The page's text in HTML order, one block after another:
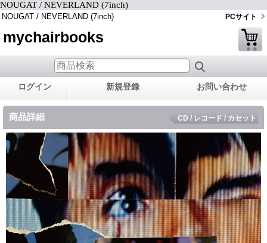
NOUGAT / NEVERLAND (7inch)
NOUGAT / NEVERLAND (7inch) PCサイト
mychairbooks
ログイン 新規登録 お問い合わせ
商品詳細 CD / レコード / カセット